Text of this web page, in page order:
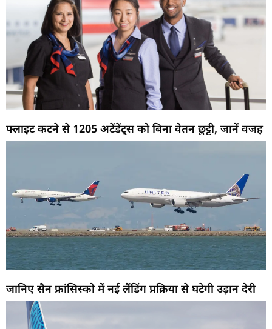
फ्लाइट कटने से 1205 अटेंडेंट्स को बिना वेतन छुट्टी, जानें वजह
जानिए सैन फ्रांसिस्को में नई लैंडिंग प्रक्रिया से घटेगी उड़ान देरी